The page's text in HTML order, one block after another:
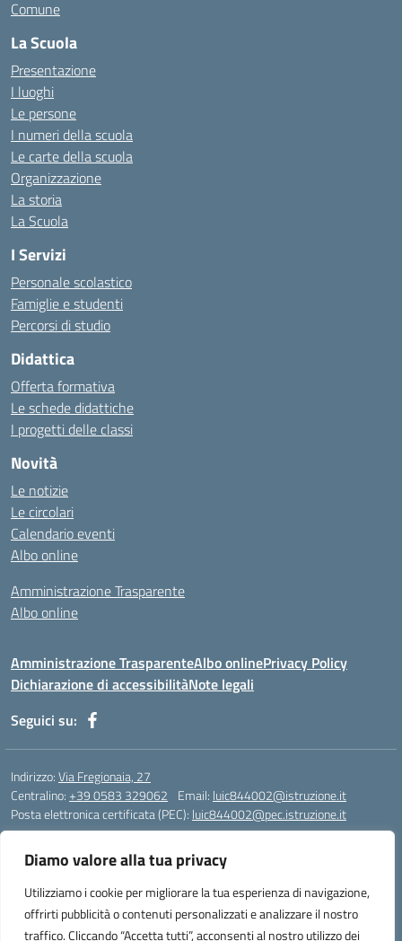
Diamo valore alla tua privacy
Utilizziamo i cookie per migliorare la tua esperienza di navigazione,
offrirti pubblicità o contenuti personalizzati e analizzare il nostro
traffico. Cliccando “Accetta tutti”, acconsenti al nostro utilizzo dei
Comune
La Scuola
Presentazione
I luoghi
Le persone
I numeri della scuola
Le carte della scuola
Organizzazione
La storia
La Scuola
I Servizi
Personale scolastico
Famiglie e studenti
Percorsi di studio
Didattica
Offerta formativa
Le schede didattiche
I progetti delle classi
Novità
Le notizie
Le circolari
Calendario eventi
Albo online
Amministrazione Trasparente
Albo online
Amministrazione TrasparenteAlbo onlinePrivacy Policy
Dichiarazione di accessibilitàNote legali
Seguici su:
Indirizzo:Via Fregionaia, 27
Centralino:+39 0583 329062 Email: luic844002@istruzione.it
Posta elettronica certificata (PEC): luic844002@pec.istruzione.it
Codice meccanografico:luic844002
Codice Indice delle Pubbliche Amministrazioni (IPA): istsc_luic844002
Codice unico di fatturazione (CUF): UF76KO